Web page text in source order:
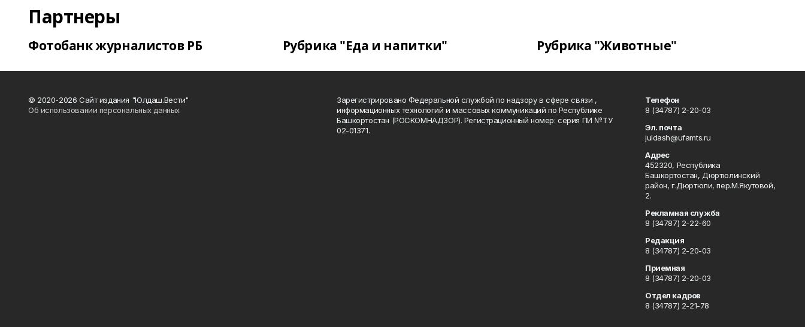
Партнеры
Фотобанк журналистов РБ Рубрика "Еда и напитки" Рубрика "Животные"
© 2020-2026 Сайт издания "Юлдаш.Вести"
Об использовании персональных данных
Зарегистрировано Федеральной службой по надзору в сфере связи ,
информационных технологий и массовых коммуникаций по Республике
Башкортостан (РОСКОМНАДЗОР). Регистрационный номер: серия ПИ №ТУ
02-01371.
Телефон
8 (34787) 2-20-03
Эл. почта
juldash@ufamts.ru
Адрес
452320, Республика
Башкортостан, Дюртюлинский
район, г.Дюртюли, пер.М.Якутовой,
2.
Рекламная служба
8 (34787) 2-22-60
Редакция
8 (34787) 2-20-03
Приемная
8 (34787) 2-20-03
Отдел кадров
8 (34787) 2-21-78